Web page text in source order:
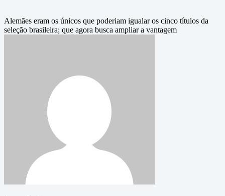
Alemães eram os únicos que poderiam igualar os cinco títulos da
seleção brasileira; que agora busca ampliar a vantagem